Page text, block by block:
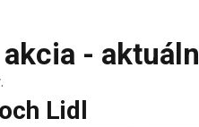
-
Lidl